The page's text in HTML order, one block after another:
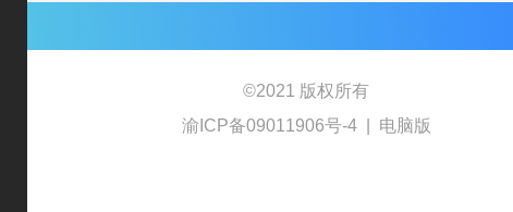
©2021 版权所有
渝ICP备09011906号-4
电脑版